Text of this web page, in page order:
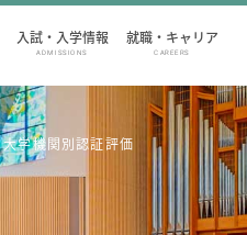
入試・入学情報
ADMISSIONS
就職・キャリア
CAREERS
大学機関別認証評価